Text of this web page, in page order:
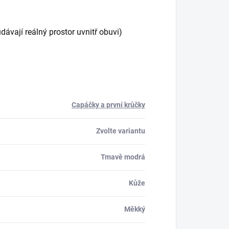
reálný prostor uvnitř obuvi)
Capáčky a první krůčky
Zvolte variantu
Tmavě modrá
Kůže
Měkký